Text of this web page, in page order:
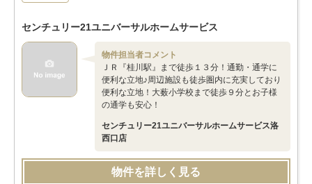
センチュリー21ユニバーサルホームサービス
物件担当者コメント
ＪＲ『桂川駅』まで徒歩１３分！通勤・通学に
便利な立地♪周辺施設も徒歩圏内に充実しており
便利な立地！大薮小学校まで徒歩９分とお子様
の通学も安心！
センチュリー21ユニバーサルホームサービス洛
西口店
物件を詳しく見る